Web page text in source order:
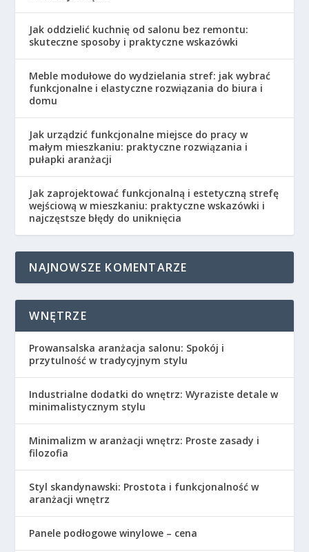
Jak oddzielić kuchnię od salonu bez remontu:
skuteczne sposoby i praktyczne wskazówki
Meble modułowe do wydzielania stref: jak wybrać
funkcjonalne i elastyczne rozwiązania do biura i
domu
Jak urządzić funkcjonalne miejsce do pracy w
małym mieszkaniu: praktyczne rozwiązania i
pułapki aranżacji
Jak zaprojektować funkcjonalną i estetyczną strefę
wejściową w mieszkaniu: praktyczne wskazówki i
najczęstsze błędy do uniknięcia
NAJNOWSZE KOMENTARZE
WNĘTRZE
Prowansalska aranżacja salonu: Spokój i
przytulność w tradycyjnym stylu
Industrialne dodatki do wnętrz: Wyraziste detale w
minimalistycznym stylu
Minimalizm w aranżacji wnętrz: Proste zasady i
filozofia
Styl skandynawski: Prostota i funkcjonalność w
aranżacji wnętrz
Panele podłogowe winylowe – cena